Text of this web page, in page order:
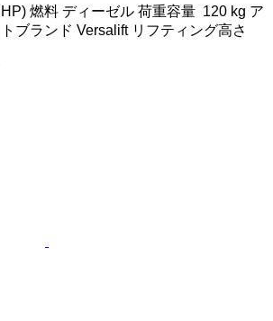
燃料 ディーゼル 荷重容量 120 kg ア
ブランド Versalift リフティング高さ